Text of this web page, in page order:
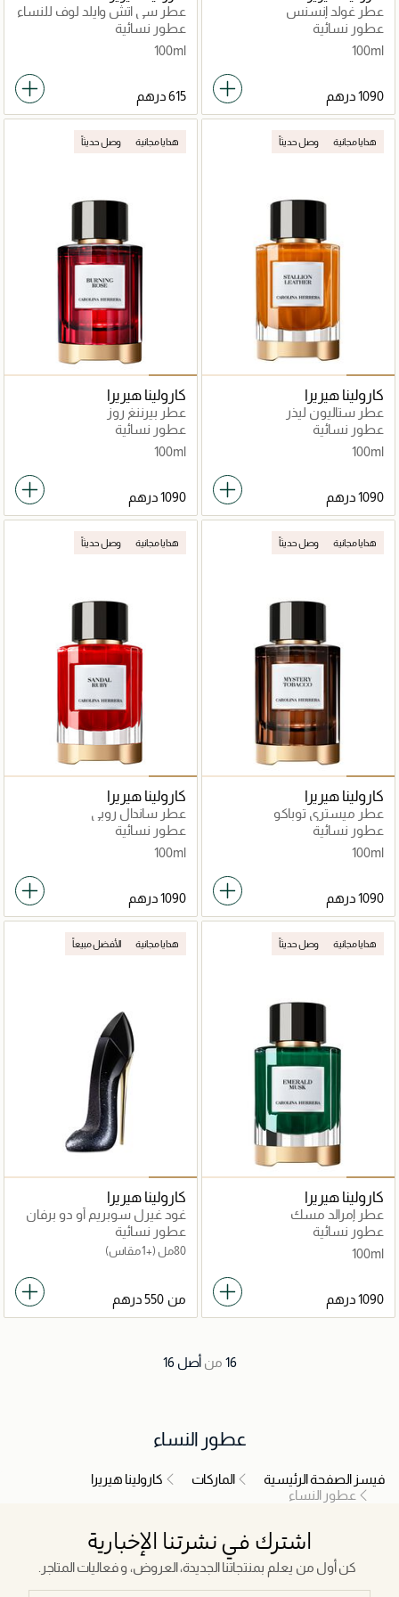
عطر غولد إنسنس
عطور نسائية
100ml
عطر سي اتش وايلد لوف للنساء
إصدار محدود
عطور نسائية
100ml
هدايا مجانية وصل حديثاً
كارولينا هيريرا
عطر ستاليون ليذر
عطور نسائية
100ml
هدايا مجانية وصل حديثاً
كارولينا هيريرا
عطر بيرننغ روز
عطور نسائية
100ml
هدايا مجانية وصل حديثاً
كارولينا هيريرا
عطر ميستري توباكو
عطور نسائية
100ml
هدايا مجانية وصل حديثاً
كارولينا هيريرا
عطر ساندال روبي
عطور نسائية
100ml
هدايا مجانية وصل حديثاً
كارولينا هيريرا
عطر إمرالد مسك
عطور نسائية
100ml
هدايا مجانية الأفضل مبيعاً
كارولينا هيريرا
غود غيرل سوبريم أو دو برفان
عطور نسائية
80مل (+1 مقاس)
من
16 من أصل 16
عطور النساء
فيسز الصفحة الرئيسية الماركات
كارولينا هيريرا
عطور النساء
اشترك في نشرتنا الإخبارية
كن أول من يعلم بمنتجاتنا الجديدة، العروض، و فعاليات المتاجر.